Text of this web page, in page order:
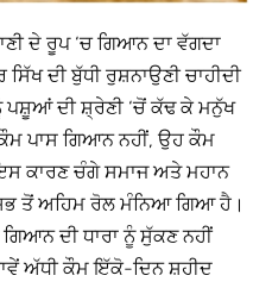
ਦੇ ਰੂਪ ‘ਚ ਗਿਆਨ ਦਾ ਵੱਗਦਾ
ਦੀ ਬੁੱਧੀ ਰੁਸ਼ਨਾਉਣੀ ਚਾਹੀਦੀ
ਪਸ਼ੂਆਂ ਦੀ ਸ਼੍ਰੇਣੀ ‘ਚੋਂ ਕੱਢ ਕੇ ਮਨੁੱਖ
ਪਾਸ ਗਿਆਨ ਨਹੀਂ, ਉਹ ਕੌਮ
ਇਸ ਕਾਰਣ ਚੰਗੇ ਸਮਾਜ ਅਤੇ ਮਹਾਨ
ਤੋਂ ਅਹਿਮ ਰੋਲ ਮੰਨਿਆ ਗਿਆ ਹੈ।
ਗਿਆਨ ਦੀ ਧਾਰਾ ਨੂੰ ਸੁੱਕਣ ਨਹੀਂ
ਅੱਧੀ ਕੌਮ ਇੱਕੋ-ਦਿਨ ਸ਼ਹੀਦ